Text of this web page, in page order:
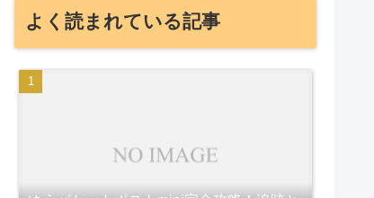
よく読まれている記事